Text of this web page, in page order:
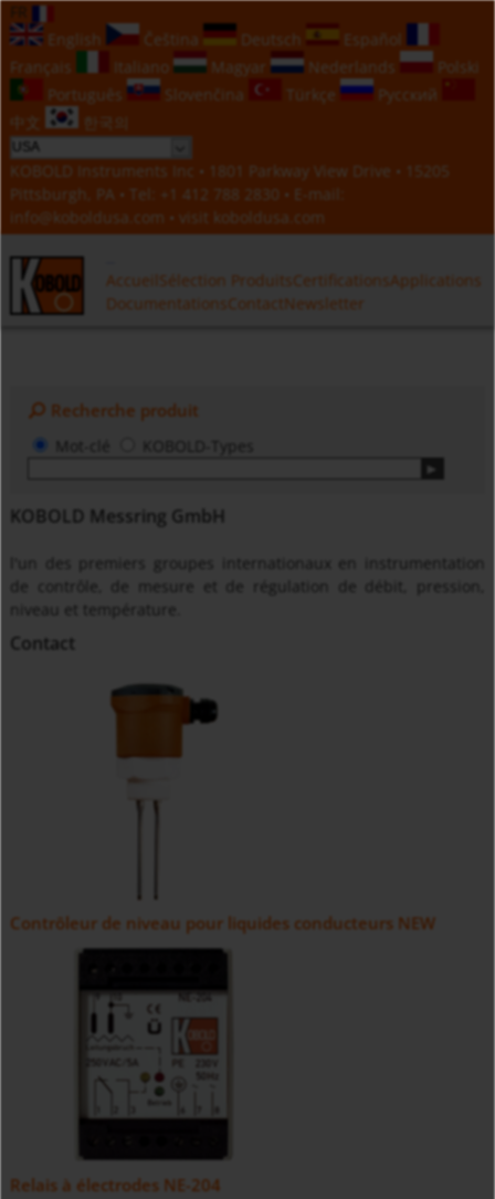
English
Čeština Deutsch
Español
Français
Italiano Magyar Nederlands
Polski
Português
Slovenčina Türkçe
Русский
中文
한국의
KOBOLD Instruments Inc • 1801 Parkway View Drive • 15205
Pittsburgh, PA • Tel:
+1 412 788 2830 • E-mail:
info@koboldusa.com • visit koboldusa.com
Accueil Sélection Produits CertificationsApplications
Documentations ContactNewsletter
Recherche produit
Mot-clé KOBOLD-Types
KOBOLD Messring GmbH
l'un des premiers groupes internationaux en instrumentation
de contrôle, de mesure et de régulation de débit, pression,
niveau et température.
Contact
Contrôleur de niveau pour liquides conducteurs NEW
Relais à électrodes NE-204